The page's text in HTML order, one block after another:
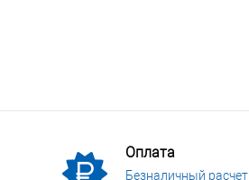
Оплата
Безналичный расчет